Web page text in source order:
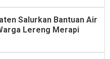
Salurkan Bantuan Air
Lereng Merapi